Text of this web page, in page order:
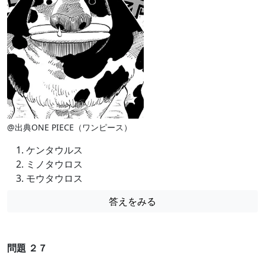
@出典ONE PIECE（ワンピース）
ケンタウルス
ミノタウロス
モウタウロス
答えをみる
問題 ２７